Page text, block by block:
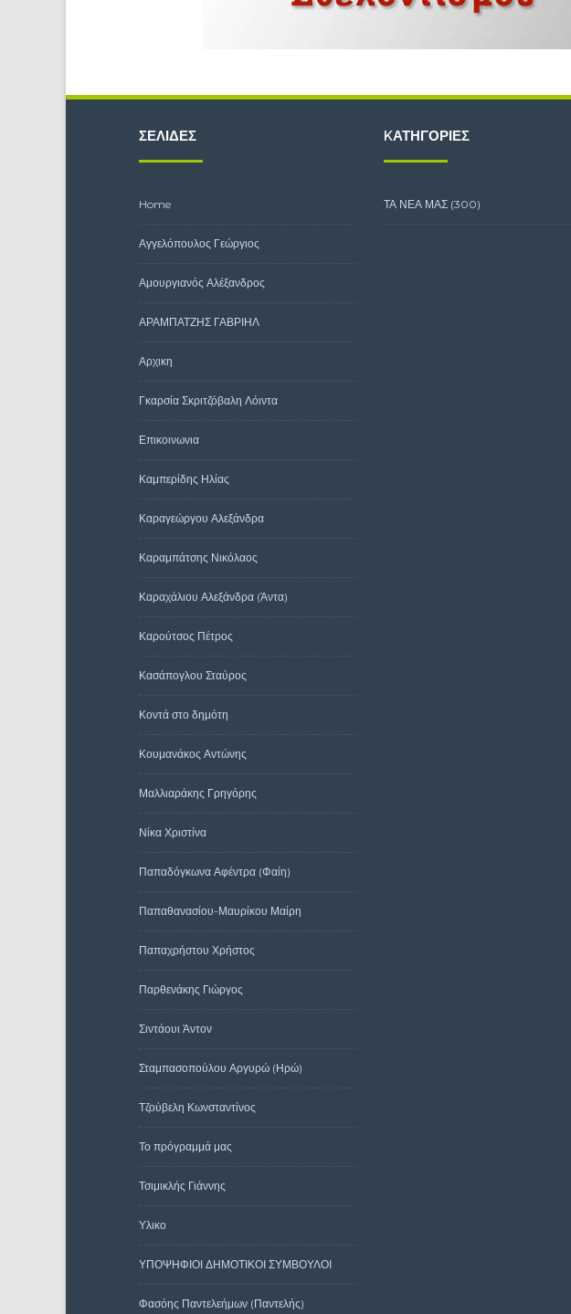
ΣΕΛΊΔΕΣ
Home
Αγγελόπουλος Γεώργιος
Αμουργιανός Αλέξανδρος
ΑΡΑΜΠΑΤΖΗΣ ΓΑΒΡΙΗΛ
Αρχικη
Γκαρσία Σκριτζόβαλη Λόιντα
Επικοινωνια
Καμπερίδης Ηλίας
Καραγεώργου Αλεξάνδρα
Καραμπάτσης Νικόλαος
Καραχάλιου Αλεξάνδρα (Άντα)
Καρούτσος Πέτρος
Κασάπογλου Σταύρος
Κοντά στο δημότη
Κουμανάκος Αντώνης
Μαλλιαράκης Γρηγόρης
Νίκα Χριστίνα
Παπαδόγκωνα Αφέντρα (Φαίη)
Παπαθανασίου-Μαυρίκου Μαίρη
Παπαχρήστου Χρήστος
Παρθενάκης Γιώργος
Σιντάουι Άντον
Σταμπασοπούλου Αργυρώ (Ηρώ)
Τζούβελη Κωνσταντίνος
Το πρόγραμμά μας
Τσιμικλής Γιάννης
Υλικο
ΥΠΟΨΗΦΙΟΙ ΔΗΜΟΤΙΚΟΙ ΣΥΜΒΟΥΛΟΙ
Φασόης Παντελεήμων (Παντελής)
KΑΤΗΓΟΡΊΕΣ
ΤΑ ΝΕΑ ΜΑΣ(300)